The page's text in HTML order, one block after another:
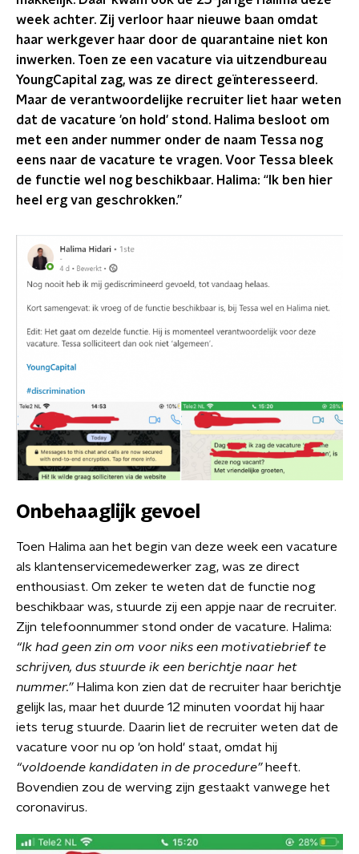
week achter. Zij verloor haar nieuwe baan omdat
haar werkgever haar door de quarantaine niet kon
inwerken. Toen ze een vacature via uitzendbureau
YoungCapital zag, was ze direct geïnteresseerd.
Maar de verantwoordelijke recruiter liet haar weten
dat de vacature 'on hold' stond. Halima besloot om
met een ander nummer onder de naam Tessa nog
eens naar de vacature te vragen. Voor Tessa bleek
de functie wel nog beschikbaar. Halima: “Ik ben hier
heel erg van geschrokken.”
Onbehaaglijk gevoel
Toen Halima aan het begin van deze week een vacature
als klantenservicemedewerker zag, was ze direct
enthousiast. Om zeker te weten dat de functie nog
beschikbaar was, stuurde zij een appje naar de recruiter.
Zijn telefoonnummer stond onder de vacature. Halima:
“Ik had geen zin om voor niks een motivatiebrief te
schrijven, dus stuurde ik een berichtje naar het
nummer.”Halima kon zien dat de recruiter haar berichtje
gelijk las, maar het duurde 12 minuten voordat hij haar
iets terug stuurde. Daarin liet de recruiter weten dat de
vacature voor nu op 'on hold' staat, omdat hij
“voldoende kandidaten in de procedure”heeft.
Bovendien zou de werving zijn gestaakt vanwege het
coronavirus.